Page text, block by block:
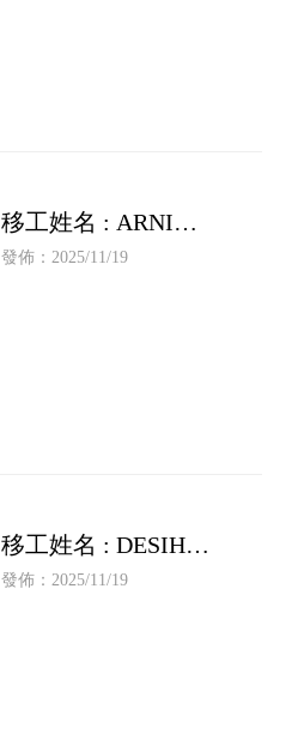
移工姓名 : ARNI
SUDARNI
發佈：2025/11/19
移工姓名 : DESIH
RATNA SARI
發佈：2025/11/19